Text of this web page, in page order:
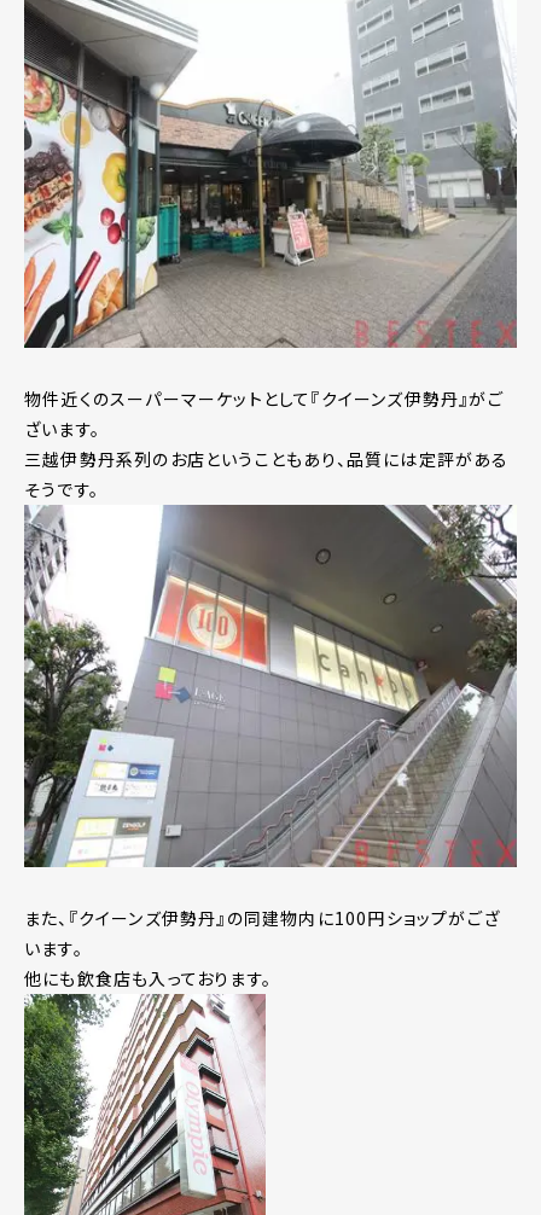
物件近くのスーパーマーケットとして『クイーンズ伊勢丹』がご
ざいます。
三越伊勢丹系列のお店ということもあり、品質には定評がある
そうです。
また、『クイーンズ伊勢丹』の同建物内に100円ショップがござ
います。
他にも飲食店も入っております。